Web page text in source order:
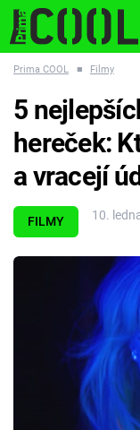
ESCAPE PLNEJ
Témata
Seriály
Cool Esport
Prima COOL ■ Filmy
FILMY 10.
5
hereček:
a vracejí